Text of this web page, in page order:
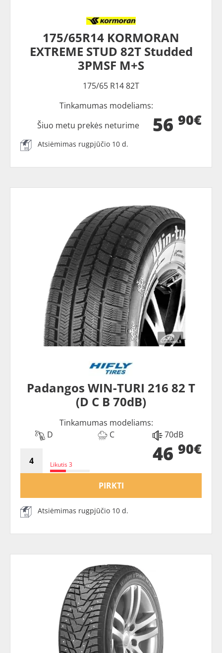
175/65R14 KORMORAN
EXTREME STUD 82T Studded
3PMSF M+S
175/65 R14 82T
Tinkamumas modeliams:
56 90€
Šiuo metu prekės neturime
Atsiėmimas rugpjūčio 10 d.
Padangos WIN-TURI 216 82 T
(D C B 70dB)
Tinkamumas modeliams:
D
C 70dB
Likutis 3 46 90€
PIRKTI
Atsiėmimas rugpjūčio 10 d.